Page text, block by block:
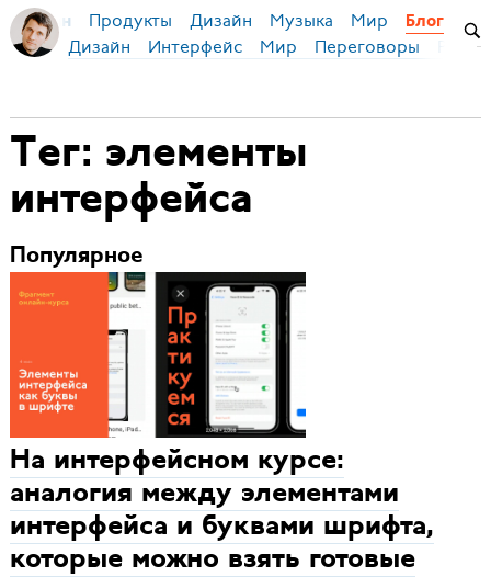
Бирман Продукты Дизайн Музыка Мир Блог
Дизайн Интерфейс Мир Переговоры
Тег: элементы
интерфейса
Популярное
На интерфейсном курсе:
аналогия между элементами
интерфейса и буквами шрифта,
которые можно взять готовые